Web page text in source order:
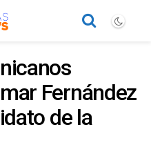
Fernández
de la